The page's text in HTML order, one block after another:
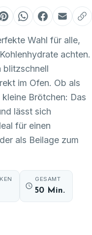
Wahl für alle,
achten.
blitzschnell
im Ofen. Ob als
Brötchen: Das
lässt sich
für einen
als Beilage zum
GESAMT
50 Min.